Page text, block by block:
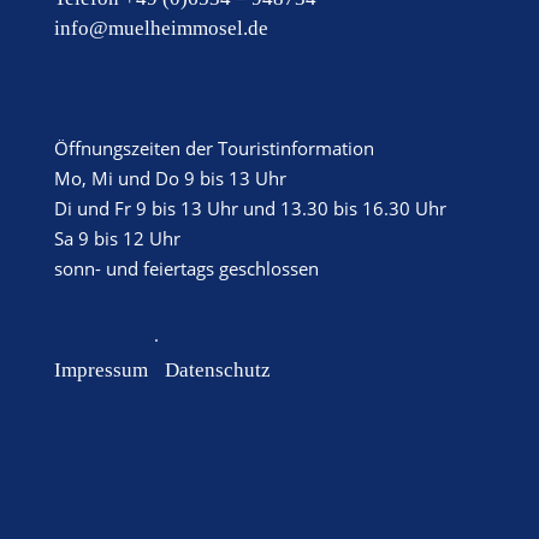
info@muelheimmosel.de
Öffnungszeiten der Touristinformation
Mo, Mi und Do 9 bis 13 Uhr
Di und Fr 9 bis 13 Uhr und 13.30 bis 16.30 Uhr
Sa 9 bis 12 Uhr
sonn- und feiertags geschlossen
Impressum
·
Datenschutz